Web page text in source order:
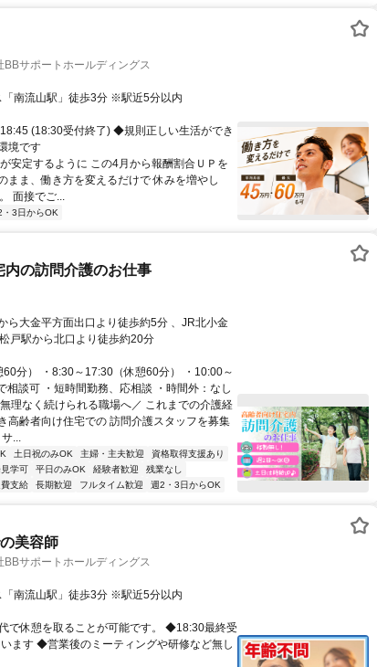
サポートホールディングス
レス「南流山駅」徒歩3分 ※駅近5分以内
(18:30受付終了) ◆規則正しい生活ができ
境です
安定するように この4月から報酬割合ＵＰを
まま、働き方を変えるだけで 休みを増やし
面接でご...
・3日からOK
の訪問介護のお仕事
ら大金平方面出口より徒歩約5分 、JR北小金
戸駅から北口より徒歩約20分
分） ・8:30～17:30（休憩60分） ・10:00～
談可 ・短時間勤務、応相談 ・時間外：なし
理なく続けられる職場へ／ これまでの介護経
高齢者向け住宅での 訪問介護スタッフを募集
...
土日祝のみOK 主婦・主夫歓迎
資格取得支援あり
学可 平日のみOK 経験者歓迎
残業なし
支給 長期歓迎 フルタイム歓迎 週2・3日からOK
美容師
サポートホールディングス
レス「南流山駅」徒歩3分 ※駅近5分以内
で休憩を取ることが可能です。 ◆18:30最終受
ます ◆営業後のミーティングや研修など無し